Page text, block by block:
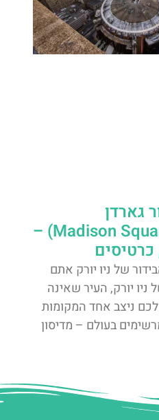
גארדן
(Madison Square Garden) –
כרטיסים
של ניו יורק אתם
ניו יורק, העיר שאינה
ניצב אחד המקומות
בעולם – מדיסון